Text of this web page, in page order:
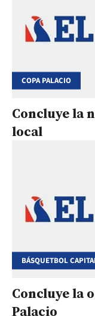
COPA PALACIO
Concluye la
local
BÁSQUETBOL
Concluye la
Palacio